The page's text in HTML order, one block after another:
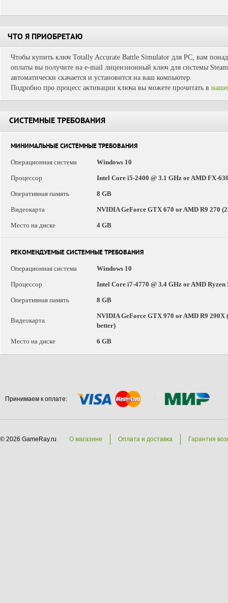
ЧТО Я ПРИОБРЕТАЮ
Чтобы купить ключ Totally Accurate Battle Simulator для PC, вам
оплаты вы получите на e-mail лицензионный ключ для системы
автоматически скачается и установится на ваш компьютер.
Подробно про процесс активации ключа вы можете прочитать в
СИСТЕМНЫЕ ТРЕБОВАНИЯ
МИНИМАЛЬНЫЕ СИСТЕМНЫЕ ТРЕБОВАНИЯ
Операционная система
Windows 10
Процессор Intel Core i5-2400 @ 3.1 GHz or AMD FX-
Оперативная память 8 GB
Видеокарта NVIDIA GeForce GTX 670 or AMD R9 270
Место на диске 4 GB
РЕКОМЕНДУЕМЫЕ СИСТЕМНЫЕ ТРЕБОВАНИЯ
Операционная система
Windows 10
Процессор Intel Core i7-4770 @ 3.4 GHz or AMD
Оперативная память 8 GB
Видеокарта
NVIDIA GeForce GTX 970 or AMD R9
better)
Место на диске 6 GB
Принимаем к оплате:
© 2026 GameRay.ru О магазине Оплата и доставка Гарантия